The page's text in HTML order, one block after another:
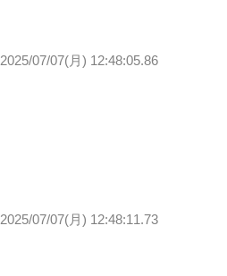
2025/07/07(月) 12:48:05.86
2025/07/07(月) 12:48:11.73